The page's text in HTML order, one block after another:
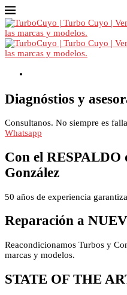
Diagnóstios y
Consultanos. No siempre es
Whatsapp
Con el
González
50 años de experiencia
Reparación a
Reacondicionamos Turbos y
marcas y modelos.
STATE OF THE